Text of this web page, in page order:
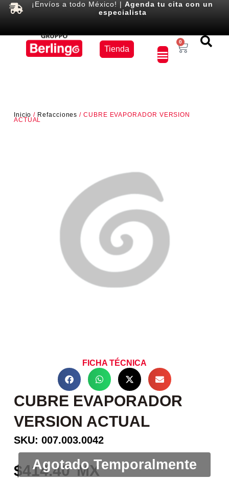
¡Envíos a todo México! |Agenda tu cita con un
especialista
Tienda
0
Inicio / Refacciones / CUBRE EVAPORADOR VERSION
ACTUAL
FICHA TÉCNICA
CUBRE EVAPORADOR
VERSION ACTUAL
SKU: 007.003.0042
414.40